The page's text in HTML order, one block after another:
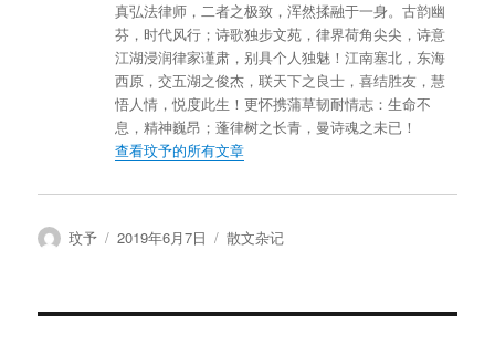
真弘法律师，二者之极致，浑然揉融于一身。古韵幽
芬，时代风行；诗歌独步文苑，律界荷角尖尖，诗意
江湖浸润律家谨肃，别具个人独魅！江南塞北，东海
西原，交五湖之俊杰，联天下之良士，喜结胜友，慧
悟人情，悦度此生！更怀携蒲草韧耐情志：生命不
息，精神巍昂；蓬律树之长青，曼诗魂之未已！
查看玟予的所有文章
作
玟予
发
2019年6月7日
分
散文杂记